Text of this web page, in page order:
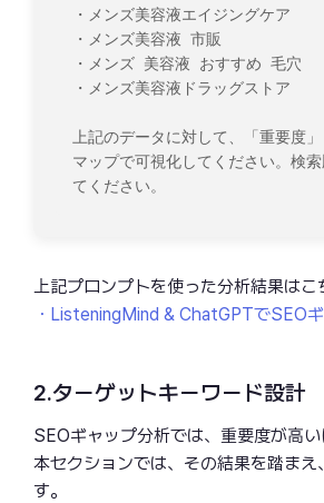
・メンズ美容液エイジングケア
・メンズ美容液 市販
・メンズ 美容液 おすすめ 毛穴
・メンズ美容液ドラッグストア
上記のデータに対して、「重要度
マップで可視化してください。検
てください。
上記プロンプトを使った分析結果はこ
・ListeningMind & ChatGPTでSEO
2.ターゲットキーワード設計
SEOギャップ分析では、重要度が高
本セクションでは、その結果を踏ま
す。